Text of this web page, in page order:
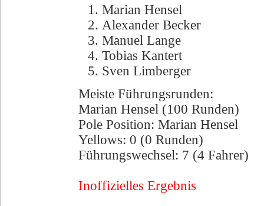
Marian Hensel
Alexander Becker
Manuel Lange
Tobias Kantert
Sven Limberger
Meiste Führungsrunden:
Marian Hensel (100 Runden)
Pole Position: Marian Hensel
Yellows: 0 (0 Runden)
Führungswechsel: 7 (4 Fahrer)
Inoffizielles Ergebnis